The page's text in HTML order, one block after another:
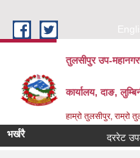
तुलसीपुर उप-
कार्यालय, दाङ,
हाम्रो तुलसीपुर, राम्रो
भर्खरै दररेट उपलब्ध